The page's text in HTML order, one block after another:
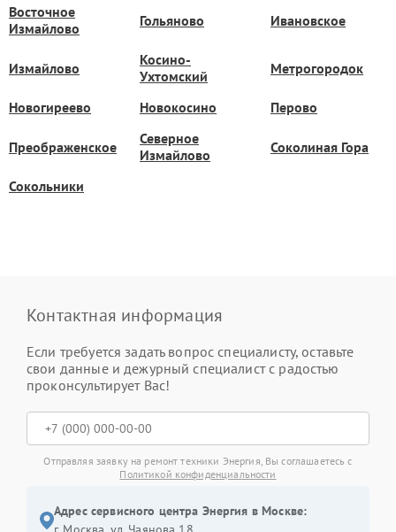
Восточное
Измайлово
Гольяново Ивановское
Измайлово
Косино-
Ухтомский
Метрогородок
Новогиреево Новокосино Перово
Преображенское
Северное
Измайлово
Соколиная Гора
Сокольники
Контактная информация
Если требуется задать вопрос специалисту, оставьте
свои данные и дежурный специалист с радостью
проконсультирует Вас!
Отправляя заявку на ремонт техники Энергия, Вы соглашаетесь с
Политикой конфиденциальности
Адрес сервисного центра Энергия в Москве: